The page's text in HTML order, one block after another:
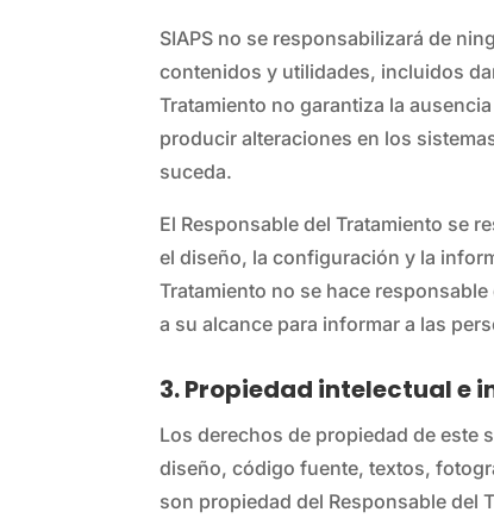
SIAPS no se responsabilizará de
contenidos y utilidades, incluidos
Tratamiento no garantiza la
producir alteraciones en los
suceda.
El Responsable del Tratamiento se
el diseño, la configuración y la
Tratamiento no se hace
a su alcance para informar a las
3. Propiedad intelectual e
Los derechos de propiedad de este
diseño, código fuente, textos,
son propiedad del Responsable del